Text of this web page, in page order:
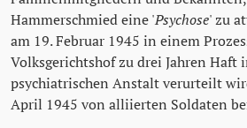
Hammerschmied eine 'Psychose' zu
am 19. Februar 1945 in einem
Volksgerichtshof zu drei Jahren Haft
psychiatrischen Anstalt verurteilt
April 1945 von alliierten Soldaten